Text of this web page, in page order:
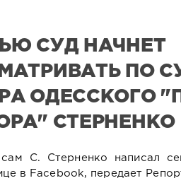
СУД НАЧНЕТ
ПО
ОДЕССКОГО
СТЕРНЕНКО
С. Стерненко написал
в Facebook, передает